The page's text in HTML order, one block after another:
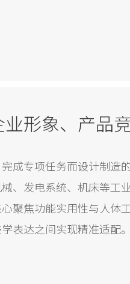
形象、产品
成专项任务而设计制造
、发电系统、机床等工
聚焦功能实用性与人体
表达之间实现精准适配。